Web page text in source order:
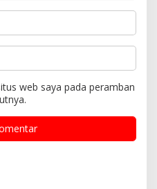
web saya pada peramban